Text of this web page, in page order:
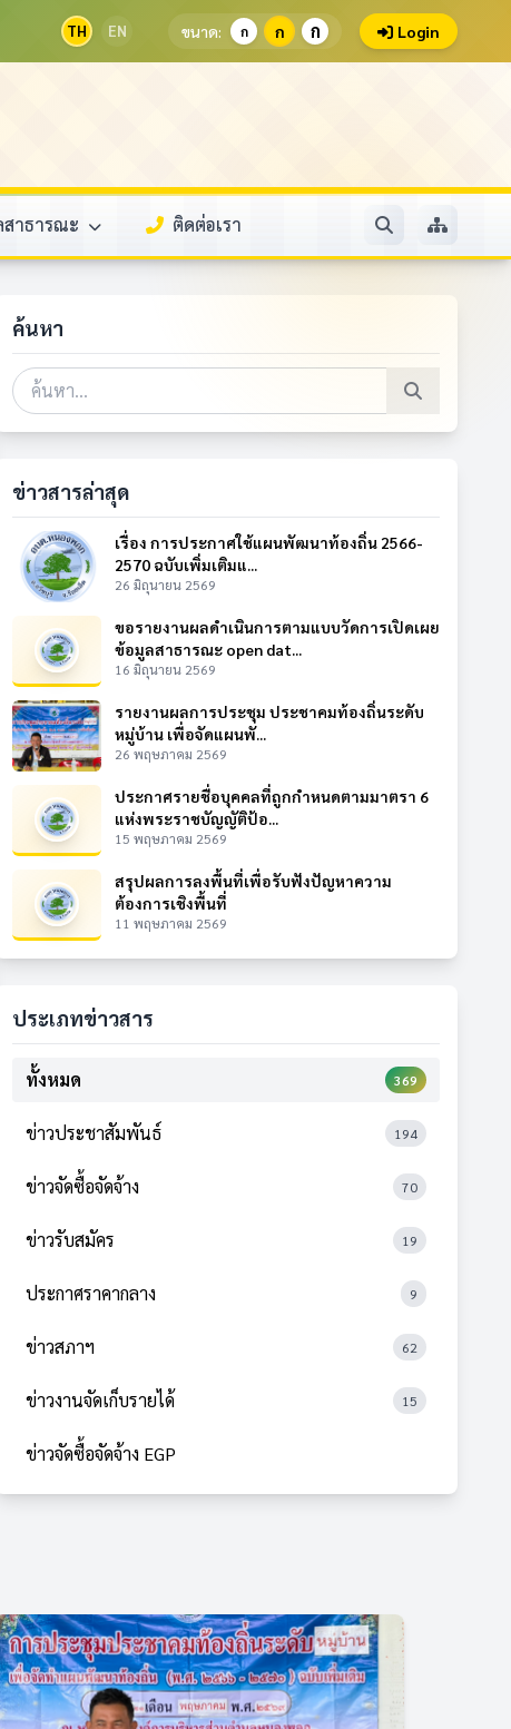
TH EN ขนาด: ก ก ก Login
าธารณะ ติดต่อเรา
ค้นหา
ข่าวสารล่าสุด
เรื่อง การประกาศใช้แผนพัฒนาท้องถิ่น 2566-
2570 ฉบับเพิ่มเติมแ...
26 มิถุนายน 2569
ขอรายงานผลดำเนินการตามแบบวัดการเปิดเผย
ข้อมูลสาธารณะ open dat...
16 มิถุนายน 2569
รายงานผลการประชุม ประชาคมท้องถิ่นระดับ
หมู่บ้าน เพื่อจัดแผนพั...
26 พฤษภาคม 2569
ประกาศรายชื่อบุคคลที่ถูกกำหนดตามมาตรา 6
แห่งพระราชบัญญัติป้อ...
15 พฤษภาคม 2569
สรุปผลการลงพื้นที่เพื่อรับฟังปัญหาความ
ต้องการเชิงพื้นที่
11 พฤษภาคม 2569
ประเภทข่าวสาร
ทั้งหมด 369
ข่าวประชาสัมพันธ์ 194
ข่าวจัดซื้อจัดจ้าง 70
ข่าวรับสมัคร 19
ประกาศราคากลาง 9
ข่าวสภาฯ 62
ข่าวงานจัดเก็บรายได้ 15
ข่าวจัดซื้อจัดจ้าง EGP